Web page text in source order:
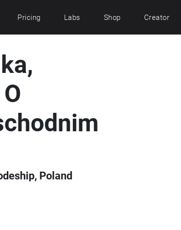
Pricing Labs Shop Creator
Poland